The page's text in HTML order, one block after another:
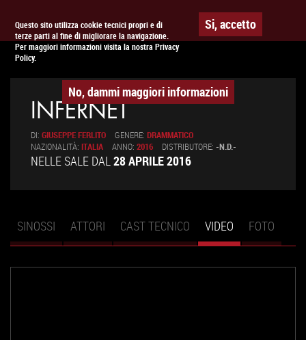
Questo sito utilizza cookie tecnici propri e di
terze parti al fine di migliorare la navigazione.
Per maggiori informazioni visita la nostra Privacy
Policy.
Si, accetto
No, dammi maggiori informazioni
APPUNTAMENTO AL CINEMA
INFERNET
DI: GIUSEPPE FERLITO GENERE: DRAMMATICO
NAZIONALITÀ: ITALIA ANNO: 2016 DISTRIBUTORE: -N.D.-
NELLE SALE DAL28 APRILE 2016
Schede primarie
SINOSSI ATTORI CAST TECNICO VIDEO (SCHEDA
ATTIVA)
FOTO